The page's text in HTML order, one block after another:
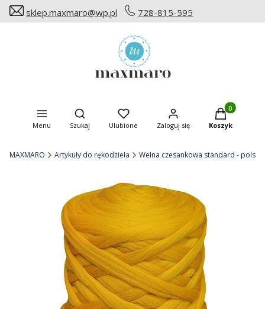
sklep.maxmaro@wp.pl 728-815-595
Menu
Otwórz wyszukiwarkę
Szukaj Ulubione Zaloguj się
Produkty w
Koszyk
MAXMARO Artykuły do rękodzieła Wełna czesankowa standard - polska